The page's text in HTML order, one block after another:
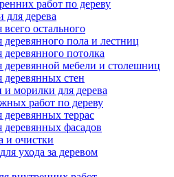
работ по дереву
для дерева
остального
деревянного пола и лестниц
деревянного потолка
деревянной мебели и столешниц
деревянных стен
морилки для дерева
работ по дереву
деревянных террас
деревянных фасадов
и очистки
ухода за деревом